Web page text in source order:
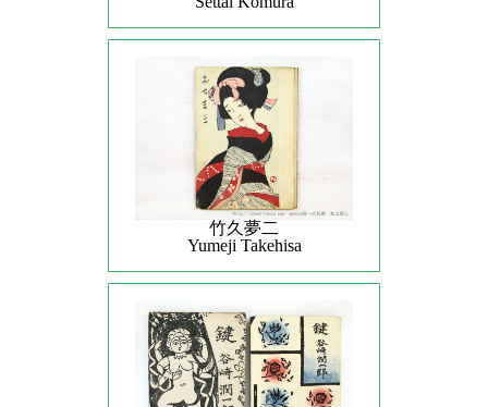
竹久夢二
Yumeji Takehisa